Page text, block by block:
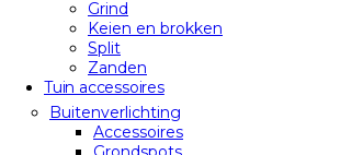
Grind
Keien en brokken
Split
Zanden
Tuin accessoires
Buitenverlichting
Accessoires